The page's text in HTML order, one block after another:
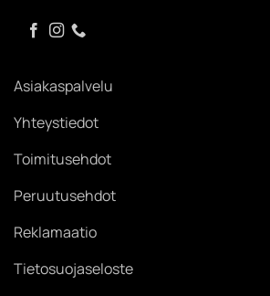
Asiakaspalvelu
Yhteystiedot
Toimitusehdot
Peruutusehdot
Reklamaatio
Tietosuojaseloste